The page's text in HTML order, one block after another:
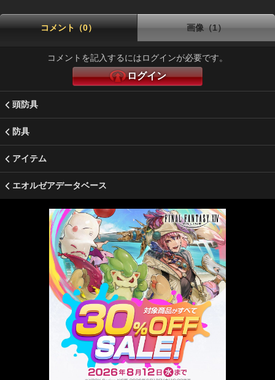
コメント（0） 画像（1）
コメントを記入するにはログインが必要です。
ログイン
頭防具
防具
アイテム
エオルゼアデータベース